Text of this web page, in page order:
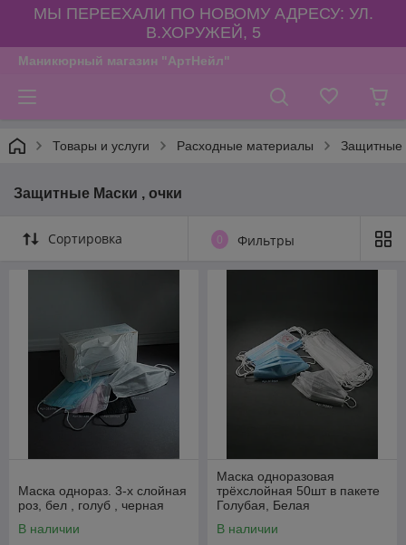
МЫ ПЕРЕЕХАЛИ ПО НОВОМУ АДРЕСУ: УЛ.
В.ХОРУЖЕЙ, 5
Маникюрный магазин "АртНейл"
Товары и услуги Расходные материалы Защитные
Защитные Маски , очки
Сортировка 0 Фильтры
Маска однораз. 3-х слойная
роз, бел , голуб , черная
В наличии
Маска одноразовая
трёхслойная 50шт в пакете
Голубая, Белая
В наличии